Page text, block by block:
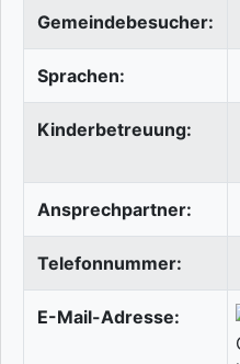
Gemeindebesucher:
Sprachen:
Kinderbetreuung:
Ansprechpartner:
Telefonnummer:
E-Mail-Adresse: